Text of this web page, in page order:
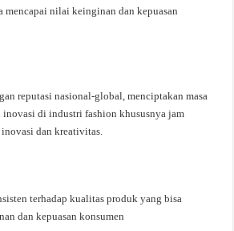
mencapai nilai keinginan dan kepuasan
reputasi nasional-global, menciptakan masa
inovasi di industri fashion khususnya jam
dan kreativitas.
terhadap kualitas produk yang bisa
dan kepuasan konsumen